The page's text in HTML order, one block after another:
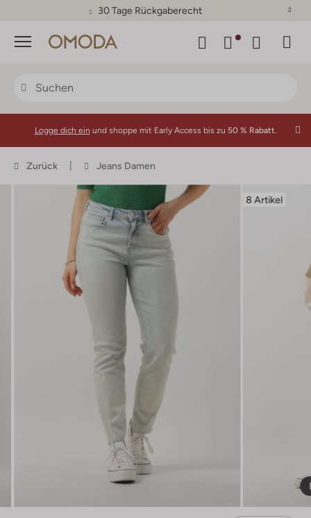
30 Tage Rückgaberecht
Menü
Logge dich ein und shoppe mit Early Access bis zu 50 % Rabatt.
Zurück Jeans Damen
8 Artikel